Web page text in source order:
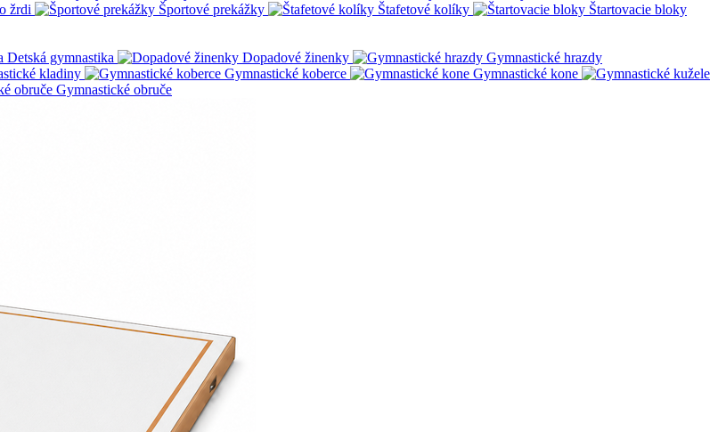
žrdi
Športové prekážky Štafetové kolíky
Štartovacie bloky
Detská gymnastika Dopadové žinenky
Gymnastické hrazdy
kladiny Gymnastické koberce
Gymnastické kone
Gymnastické obruče